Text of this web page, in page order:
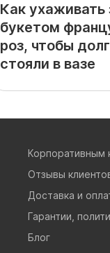
Как ухаживать
букетом
роз, чтобы
стояли в вазе
Корпоративным
Отзывы
Доставка и
Гарантии,
Блог